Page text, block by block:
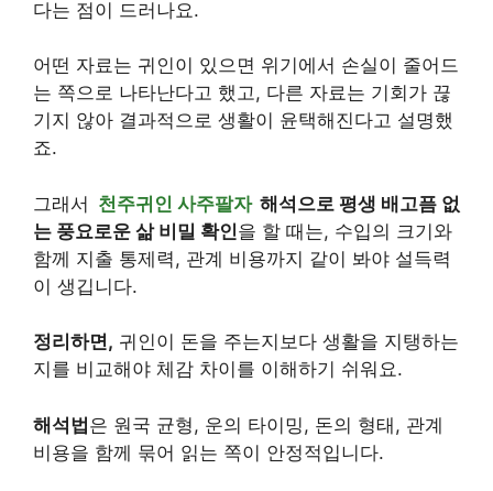
다는 점이 드러나요.
어떤 자료는 귀인이 있으면 위기에서 손실이 줄어드
는 쪽으로 나타난다고 했고, 다른 자료는 기회가 끊
기지 않아 결과적으로 생활이 윤택해진다고 설명했
죠.
그래서 천주귀인 사주팔자 해석으로 평생 배고픔 없
는 풍요로운 삶 비밀 확인을 할 때는, 수입의 크기와
함께 지출 통제력, 관계 비용까지 같이 봐야 설득력
이 생깁니다.
정리하면, 귀인이 돈을 주는지보다 생활을 지탱하는
지를 비교해야 체감 차이를 이해하기 쉬워요.
해석법은 원국 균형, 운의 타이밍, 돈의 형태, 관계
비용을 함께 묶어 읽는 쪽이 안정적입니다.